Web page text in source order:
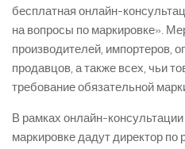
бесплатная онлайн-
на вопросы по маркировке».
производителей, импортеров,
продавцов, а также всех, чьи
требование обязательной
В рамках онлайн-
маркировке дадут директор